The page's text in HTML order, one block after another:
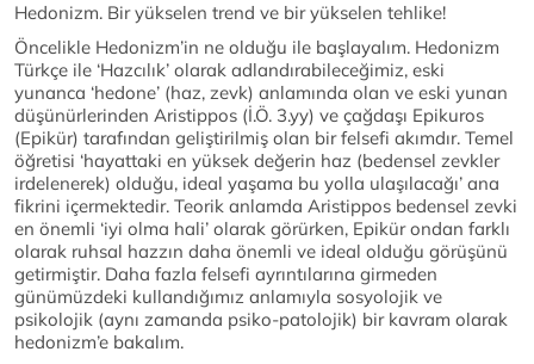
Hedonizm. Bir yükselen trend ve bir yükselen tehlike!
Öncelikle Hedonizm’in ne olduğu ile başlayalım. Hedonizm
Türkçe ile ‘Hazcılık’ olarak adlandırabileceğimiz, eski
yunanca ‘hedone’ (haz, zevk) anlamında olan ve eski yunan
düşünürlerinden Aristippos (İ.Ö. 3.yy) ve çağdaşı Epikuros
(Epikür) tarafından geliştirilmiş olan bir felsefi akımdır. Temel
öğretisi ‘hayattaki en yüksek değerin haz (bedensel zevkler
irdelenerek) olduğu, ideal yaşama bu yolla ulaşılacağı’ ana
fikrini içermektedir. Teorik anlamda Aristippos bedensel zevki
en önemli ‘iyi olma hali’ olarak görürken, Epikür ondan farklı
olarak ruhsal hazzın daha önemli ve ideal olduğu görüşünü
getirmiştir. Daha fazla felsefi ayrıntılarına girmeden
günümüzdeki kullandığımız anlamıyla sosyolojik ve
psikolojik (aynı zamanda psiko-patolojik) bir kavram olarak
hedonizm’e bakalım.